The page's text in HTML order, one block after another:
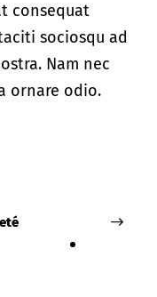
consequat
sociosqu ad
Nam nec
ornare odio.